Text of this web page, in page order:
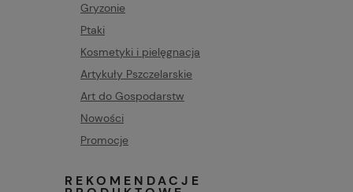
Gryzonie
Ptaki
Kosmetyki i pielęgnacja
Artykuły Pszczelarskie
Art do Gospodarstw
Nowości
Promocje
REKOMENDACJE